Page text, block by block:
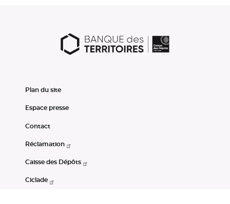
Plan du site
Espace presse
Contact
Réclamation
Caisse des Dépôts
Ciclade